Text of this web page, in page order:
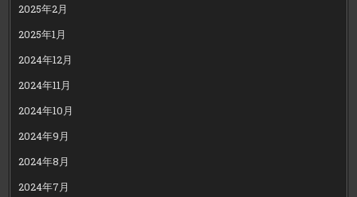
2025年2月
2025年1月
2024年12月
2024年11月
2024年10月
2024年9月
2024年8月
2024年7月